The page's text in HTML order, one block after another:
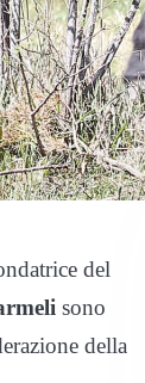
del
sono
della